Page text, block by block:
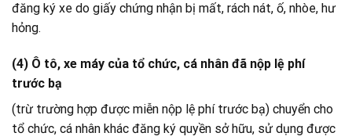
đăng ký xe do giấy chứng nhận bị mất, rách nát, ố, nhòe, hư
hỏng.
(4) Ô tô, xe máy của tổ chức, cá nhân đã nộp lệ phí
trước bạ
(trừ trường hợp được miễn nộp lệ phí trước bạ) chuyển cho
tổ chức, cá nhân khác đăng ký quyền sở hữu, sử dụng được